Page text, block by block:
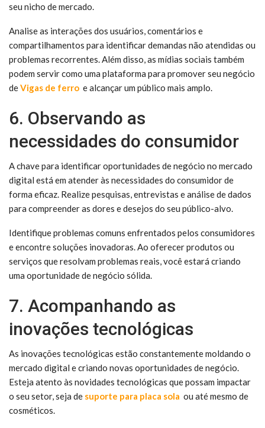
seu nicho de mercado.
Analise as interações dos usuários, comentários e
compartilhamentos para identificar demandas não atendidas ou
problemas recorrentes. Além disso, as mídias sociais também
podem servir como uma plataforma para promover seu negócio
deVigas de ferro e alcançar um público mais amplo.
6. Observando as
necessidades do consumidor
A chave para identificar oportunidades de negócio no mercado
digital está em atender às necessidades do consumidor de
forma eficaz. Realize pesquisas, entrevistas e análise de dados
para compreender as dores e desejos do seu público-alvo.
Identifique problemas comuns enfrentados pelos consumidores
e encontre soluções inovadoras. Ao oferecer produtos ou
serviços que resolvam problemas reais, você estará criando
uma oportunidade de negócio sólida.
7. Acompanhando as
inovações tecnológicas
As inovações tecnológicas estão constantemente moldando o
mercado digital e criando novas oportunidades de negócio.
Esteja atento às novidades tecnológicas que possam impactar
o seu setor, seja de suporte para placa sola ou até mesmo de
cosméticos.